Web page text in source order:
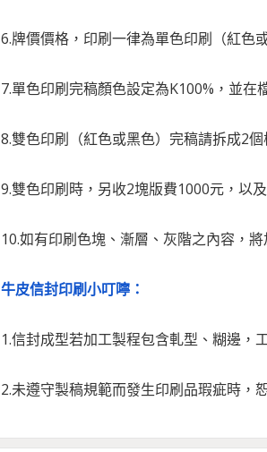
6.牌價價格，印刷一律為單色印刷（紅色
7.單色印刷完稿顏色設定為K100%，並在
8.雙色印刷（紅色或黑色）完稿請拆成2
9.雙色印刷時，另收2塊版費1000元，以
10.如有印刷色塊、漸層、灰階之內容，將
牛皮信封印刷小叮嚀：
1.信封成型若加工製程包含軋型、糊邊，
2.未遵守製稿規範而發生印刷品瑕疵時，